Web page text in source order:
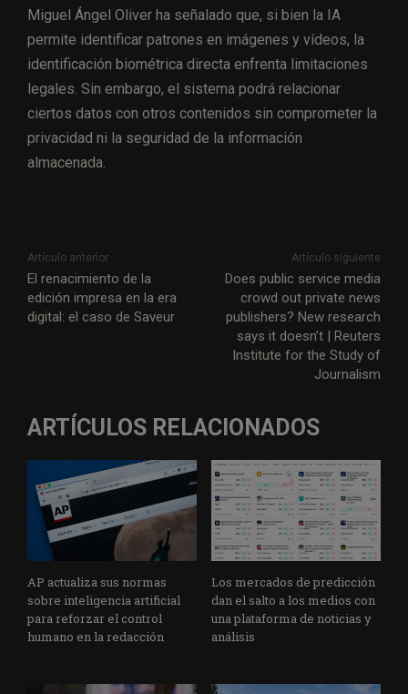
Miguel Ángel Oliver ha señalado que, si bien la IA
permite identificar patrones en imágenes y vídeos, la
identificación biométrica directa enfrenta limitaciones
legales. Sin embargo, el sistema podrá relacionar
ciertos datos con otros contenidos sin comprometer la
privacidad ni la seguridad de la información
almacenada.
Artículo anterior
El renacimiento de la
edición impresa en la era
digital: el caso de Saveur
Artículo siguiente
Does public service media
crowd out private news
publishers? New research
says it doesn’t | Reuters
Institute for the Study of
Journalism
ARTÍCULOS RELACIONADOS
AP actualiza sus normas
sobre inteligencia artificial
para reforzar el control
humano en la redacción
Los mercados de predicción
dan el salto a los medios con
una plataforma de noticias y
análisis